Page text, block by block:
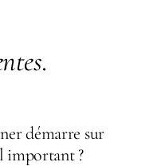
.
démarre sur
important ?